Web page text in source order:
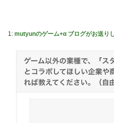
チンチクリンに見えてしまう
たと判明ｗｗｗｗｗｗｗｗｗ
大竹しのぶ「戦争放棄の国
題に
だ米が売れず「損切り祭り」
「最高、パン中心の生活に
感じていた」→時事通信タ
ドワンゴ川上「みい山への
1: mutyunのゲーム+α ブログがお送りし